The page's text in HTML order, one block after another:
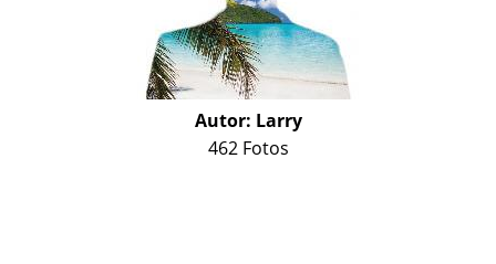
Autor: Larry
462 Fotos